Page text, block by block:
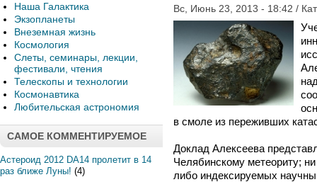
Наша Галактика
Экзопланеты
Внеземная жизнь
Космология
Слеты, семинары, лекции,
фестивали, чтения
Телескопы и технологии
Космонавтика
Любительская астрономия
САМОЕ КОММЕНТИРУЕМОЕ
Астероид 2012 DA14 пролетит в 14
раз ближе Луны! (4)
Вс, Июнь 23, 2013 - 18:42 /
в смоле из переживших
Доклад Алексеева
Челябинскому метеориту;
либо индексируемых